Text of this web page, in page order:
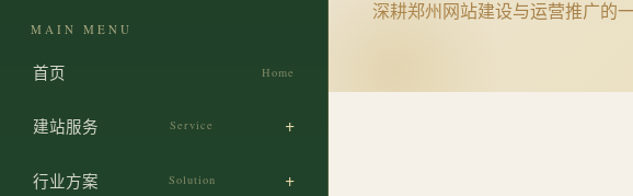
MAIN MENU
首页 Home
建站服务 Service
企业官网定制搭建
行业方案 Solution
深耕郑州网站建设与运营推广的